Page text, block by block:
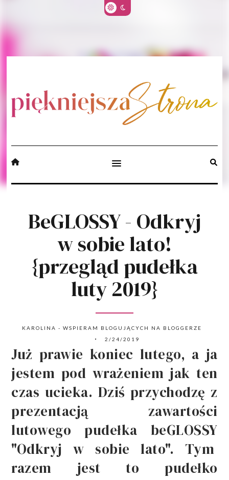
BeGLOSSY - Odkryj
w sobie lato!
{przegląd pudełka
luty 2019}
KAROLINA - WSPIERAM BLOGUJĄCYCH NA BLOGGERZE
2/24/2019
Już prawie koniec lutego, a ja
jestem pod wrażeniem jak ten
czas ucieka. Dziś przychodzę z
prezentacją zawartości
lutowego pudełka beGLOSSY
"Odkryj w sobie lato". Tym
razem jest to pudełko